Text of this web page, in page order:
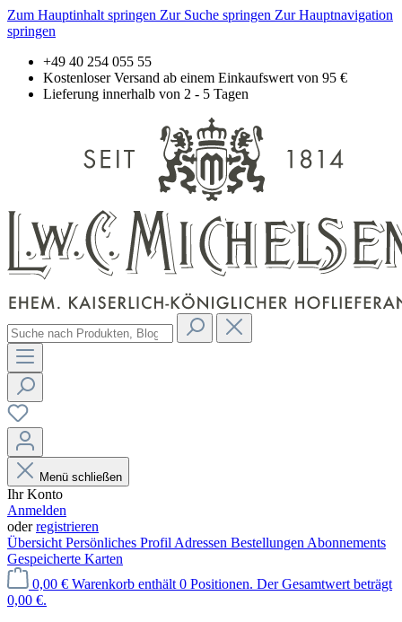
Zum Hauptinhalt springen Zur Suche springen Zur Hauptnavigation
springen
+49 40 254 055 55
Kostenloser Versand ab einem Einkaufswert von 95 €
Lieferung innerhalb von 2 - 5 Tagen
Menü schließen
Ihr Konto
Anmelden
oderregistrieren
Übersicht Persönliches Profil Adressen Bestellungen Abonnements
Gespeicherte Karten
0,00 € Warenkorb enthält 0 Positionen. Der Gesamtwert beträgt
0,00 €.